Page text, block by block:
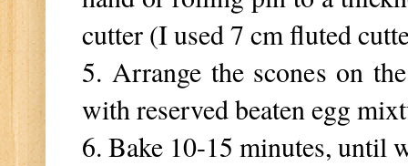
cutter (I used 7 cm fluted
5. Arrange the scones on
with reserved beaten egg
6. Bake 10-15 minutes, until